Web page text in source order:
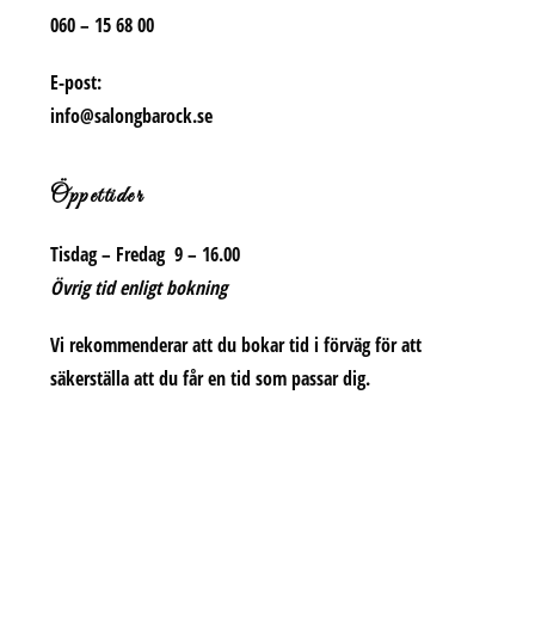
060 – 15 68 00
E-post:
info@salongbarock.se
Öppettider
Tisdag – Fredag 9 – 16.00
Övrig tid enligt bokning
Vi rekommenderar att du bokar tid i förväg för att
säkerställa att du får en tid som passar dig.